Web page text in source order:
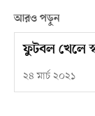
আরও পড়ুন
ফুটবল খেলে
২৪ মার্চ ২০২১